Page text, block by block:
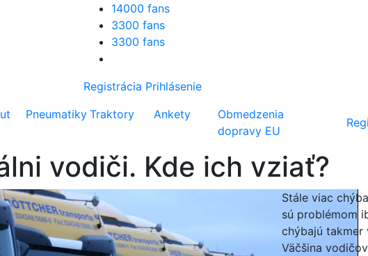
14000 fans
3300 fans
3300 fans
Registrácia Prihlásenie
Pneumatiky Traktory Ankety
Obmedzenia
dopravy EU
vodiči. Kde ich vziať?
Stále viac
sú problémom
chýbajú takmer
Väčšina